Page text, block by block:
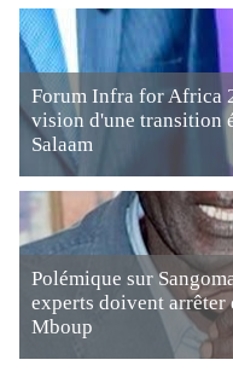
Forum Infra for Africa
vision d'une transition
Salaam
Polémique sur
experts doivent arrêter
Mboup